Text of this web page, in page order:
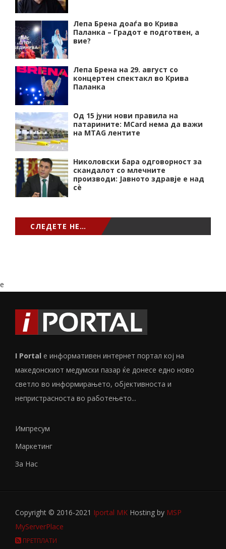
Лепа Брена доаѓа во Крива
Паланка – Градот е подготвен, а
вие?
Лепа Брена на 29. август со
концертен спектакл во Крива
Паланка
Од 15 јуни нови правила на
патарините: MCard нема да важи
на MTAG лентите
Николовски бара одговорност за
скандалот со млечните
производи: Јавното здравје е над
сѐ
СЛЕДЕТЕ НЕ…
e
I Portal е информативен интернет портал кој на
македонскиот медумски пазар ќе донесе едно ново
светло во информирањето, објективноста и
непристрасноста во работењето...
Импресум
Маркетинг
За Нас
Copyright © 2016-2021 Iportal MK Hosting by MSP
MyServerPlace
ПРЕТПЛАТИ